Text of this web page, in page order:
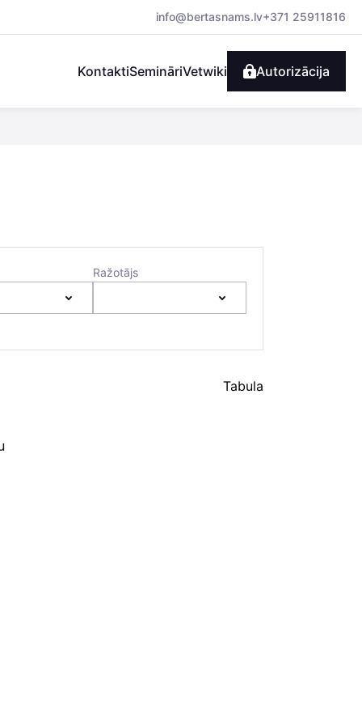
info@bertasnams.lv+371 25911816
KontaktiSemināriVetwiki Autorizācija
Ražotājs
Tabula